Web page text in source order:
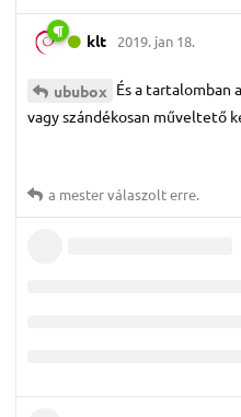
klt 2019. jan 18.
ububox És a tartalomban
vagy szándékosan műveltető
a mesterválaszolt erre.